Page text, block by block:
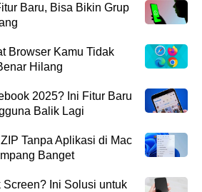
Baru, Bisa Bikin Grup
Browser Kamu Tidak
Hilang
2025? Ini Fitur Baru
Balik Lagi
Tanpa Aplikasi di Mac
Banget
Screen? Ini Solusi untuk